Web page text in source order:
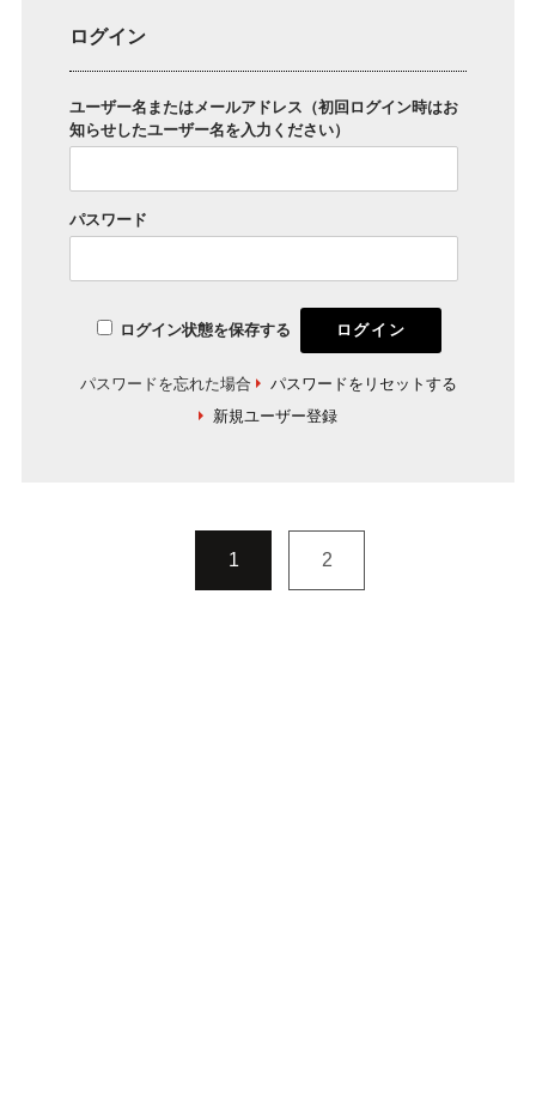
ログイン
ユーザー名またはメールアドレス（初回ログイン時はお
知らせしたユーザー名を入力ください）
パスワード
ログイン状態を保存する
パスワードを忘れた場合
パスワードをリセットする
新規ユーザー登録
1 2